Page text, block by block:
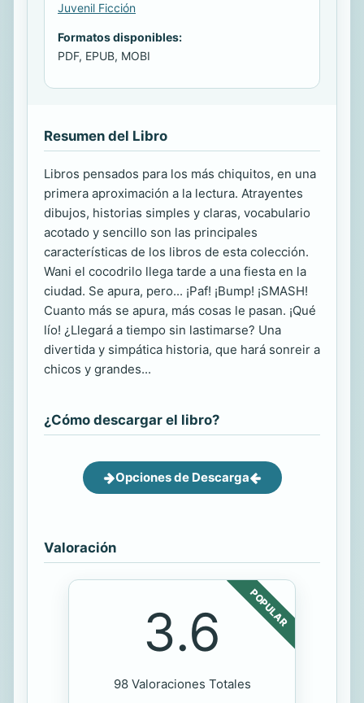
Juvenil Ficción
Formatos disponibles:
PDF, EPUB, MOBI
Resumen del Libro
Libros pensados para los más chiquitos, en una
primera aproximación a la lectura. Atrayentes
dibujos, historias simples y claras, vocabulario
acotado y sencillo son las principales
características de los libros de esta colección.
Wani el cocodrilo llega tarde a una fiesta en la
ciudad. Se apura, pero... ¡Paf! ¡Bump! ¡SMASH!
Cuanto más se apura, más cosas le pasan. ¡Qué
lío! ¿Llegará a tiempo sin lastimarse? Una
divertida y simpática historia, que hará sonreir a
chicos y grandes...
¿Cómo descargar el libro?
Opciones de Descarga
Valoración
POPULAR
3.6
98 Valoraciones Totales